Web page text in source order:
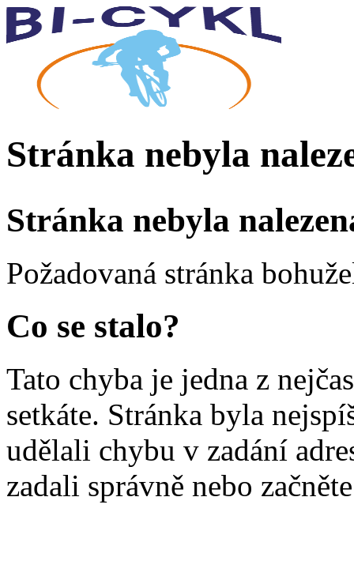
Stránka nebyla
Stránka nebyla
Požadovaná stránka
Co se stalo?
Tato chyba je jedna z
setkáte. Stránka byla
udělali chybu v zadání
zadali správně nebo